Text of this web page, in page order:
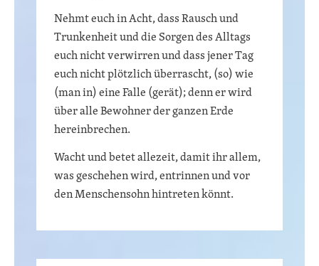
Nehmt euch in Acht, dass Rausch und
Trunkenheit und die Sorgen des Alltags
euch nicht verwirren und dass jener Tag
euch nicht plötzlich überrascht, (so) wie
(man in) eine Falle (gerät); denn er wird
über alle Bewohner der ganzen Erde
hereinbrechen.
Wacht und betet allezeit, damit ihr allem,
was geschehen wird, entrinnen und vor
den Menschensohn hintreten könnt.